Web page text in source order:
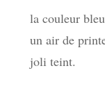
la couleur
un air de
joli teint.